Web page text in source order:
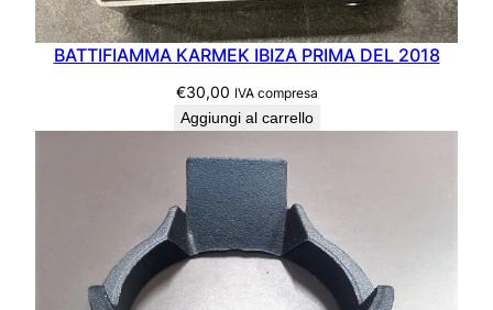
BATTIFIAMMA KARMEK IBIZA PRIMA DEL 2018
€30,00 IVA compresa
Aggiungi al carrello